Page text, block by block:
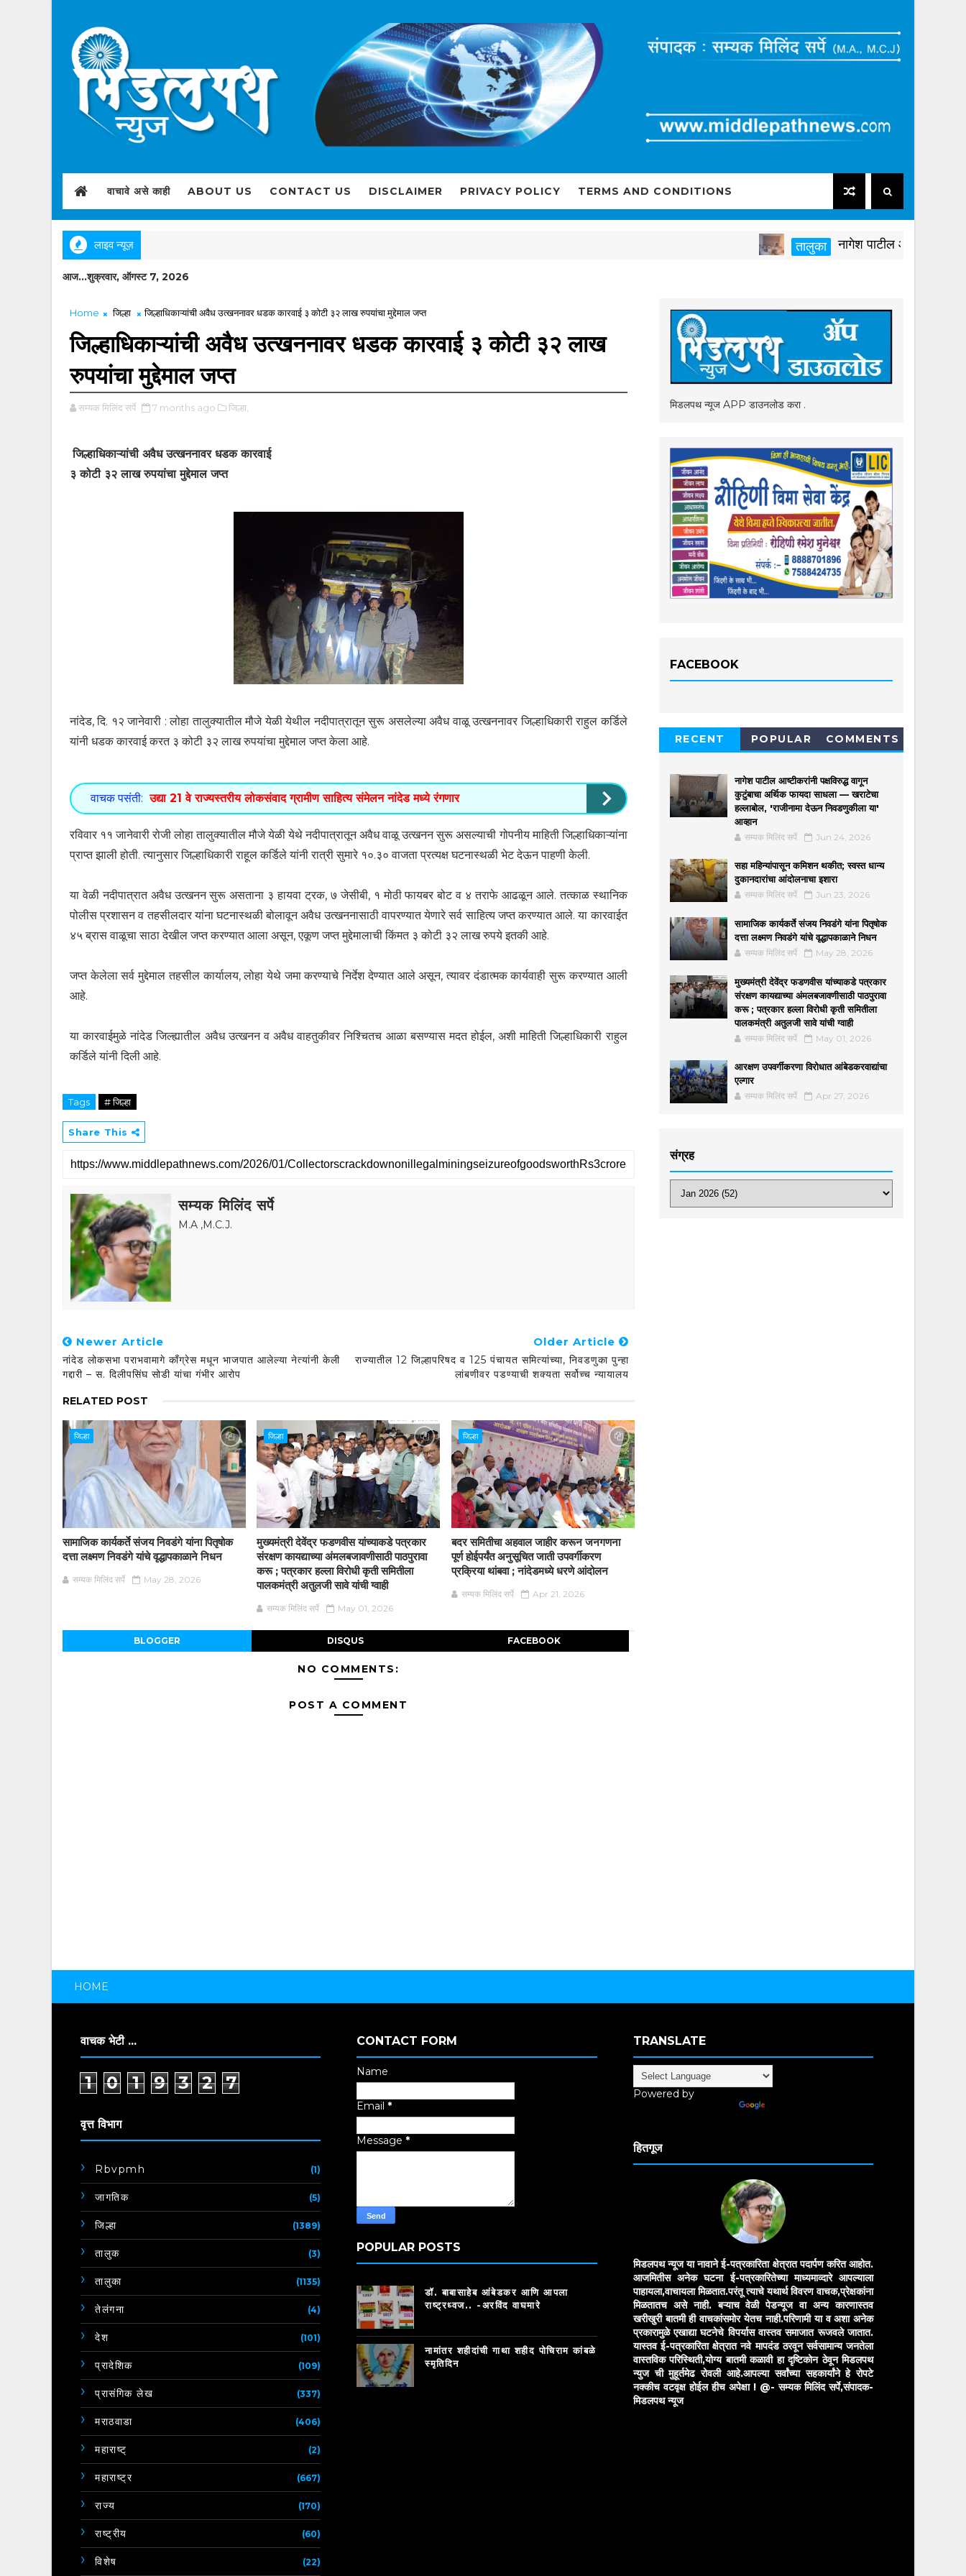
वाचावे असे काही ABOUT US CONTACT US DISCLAIMER PRIVACY POLICY TERMS AND CONDITIONS
लाइव न्यूज़ तालुका नागेश पाटील आष्टीकरांनी
आज...शुक्रवार, ऑगस्ट 7, 2026
Home जिल्हा जिल्हाधिकाऱ्यांची अवैध उत्खननावर धडक कारवाई ३ कोटी ३२ लाख रुपयांचा मुद्देमाल जप्त
जिल्हाधिकाऱ्यांची अवैध उत्खननावर धडक कारवाई ३ कोटी ३२ लाख
रुपयांचा मुद्देमाल जप्त
सम्यक मिलिंद सर्पे 7 months ago जिल्हा,
जिल्हाधिकाऱ्यांची अवैध उत्खननावर धडक कारवाई
३ कोटी ३२ लाख रुपयांचा मुद्देमाल जप्त
नांदेड, दि. १२ जानेवारी : लोहा तालुक्यातील मौजे येळी येथील नदीपात्रातून सुरू असलेल्या अवैध वाळू उत्खननावर जिल्हाधिकारी राहुल कर्डिले
यांनी धडक कारवाई करत ३ कोटी ३२ लाख रुपयांचा मुद्देमाल जप्त केला आहे.
वाचक पसंती: उद्या 21 वे राज्यस्तरीय लोकसंवाद ग्रामीण साहित्य संमेलन नांदेड मध्ये रंगणार
रविवार ११ जानेवारी रोजी लोहा तालुक्यातील मौजे येळी येथे नदीपात्रातून अवैध वाळू उत्खनन सुरू असल्याची गोपनीय माहिती जिल्हाधिकाऱ्यांना
प्राप्त झाली होती. त्यानुसार जिल्हाधिकारी राहूल कर्डिले यांनी रात्री सुमारे १०.३० वाजता प्रत्यक्ष घटनास्थळी भेट देऊन पाहणी केली.
या वेळी नदीपात्रात अवैध उत्खनन सुरू असताना ३ हायवा ट्रक, ७ जेसीबी, १ मोठी फायबर बोट व ४ तराफे आढळून आले. तत्काळ स्थानिक
पोलीस प्रशासन व तहसीलदार यांना घटनास्थळी बोलावून अवैध उत्खननासाठी वापरण्यात येणारे सर्व साहित्य जप्त करण्यात आले. या कारवाईत
४५ ब्रास वाळूचा साठा देखील जप्त करण्यात आला असून, एकूण जप्त मुद्देमालाची किंमत ३ कोटी ३२ लाख रुपये इतकी आहे.
जप्त केलेला सर्व मुद्देमाल तहसील कार्यालय, लोहा येथे जमा करण्याचे निर्देश देण्यात आले असून, त्यावर दंडात्मक कार्यवाही सुरू करण्यात आली
आहे.
या कारवाईमुळे नांदेड जिल्ह्यातील अवैध उत्खनन व अवैध वाहतुकीवर निश्चितच आळा बसण्यास मदत होईल, अशी माहिती जिल्हाधिकारी राहुल
कर्डिले यांनी दिली आहे.
Tags # जिल्हा
Share This
सम्यक मिलिंद सर्पे
M.A ,M.C.J.
Newer Article
नांदेड लोकसभा पराभवामागे काँग्रेस मधून भाजपात आलेल्या नेत्यांनी केली
गद्दारी – स. दिलीपसिंघ सोडी यांचा गंभीर आरोप
Older Article
राज्यातील 12 जिल्हापरिषद व 125 पंचायत समित्यांच्या, निवडणुका पुन्हा
लांबणीवर पडण्याची शक्यता सर्वोच्च न्यायालय
RELATED POST
जिल्हा
सामाजिक कार्यकर्ते संजय निवडंगे यांना पितृषोक
दत्ता लक्ष्मण निवडंगे यांचे वृद्धापकाळाने निधन
सम्यक मिलिंद सर्पे May 28, 2026
जिल्हा
मुख्यमंत्री देवेंद्र फडणवीस यांच्याकडे पत्रकार
संरक्षण कायद्याच्या अंमलबजावणीसाठी पाठपुरावा
करू ; पत्रकार हल्ला विरोधी कृती समितीला
पालकमंत्री अतुलजी सावे यांची ग्वाही
सम्यक मिलिंद सर्पे May 01, 2026
जिल्हा
बदर समितीचा अहवाल जाहीर करून जनगणना
पूर्ण होईपर्यंत अनुसूचित जाती उपवर्गीकरण
प्रक्रिया थांबवा ; नांदेडमध्ये धरणे आंदोलन
सम्यक मिलिंद सर्पे Apr 21, 2026
BLOGGER DISQUS FACEBOOK
NO COMMENTS:
POST A COMMENT
मिडलपथ न्यूज APP डाउनलोड करा .
FACEBOOK
RECENT POPULAR COMMENTS
नागेश पाटील आष्टीकरांनी पक्षविरुद्ध वागून
कुटुंबाचा अर्थिक फायदा साधला — खराटेचा
हल्लाबोल, 'राजीनामा देऊन निवडणुकीला या'
आव्हान
सम्यक मिलिंद सर्पे Jun 24, 2026
सहा महिन्यांपासून कमिशन थकीत; स्वस्त धान्य
दुकानदारांचा आंदोलनाचा इशारा
सम्यक मिलिंद सर्पे Jun 23, 2026
सामाजिक कार्यकर्ते संजय निवडंगे यांना पितृषोक
दत्ता लक्ष्मण निवडंगे यांचे वृद्धापकाळाने निधन
सम्यक मिलिंद सर्पे May 28, 2026
मुख्यमंत्री देवेंद्र फडणवीस यांच्याकडे पत्रकार
संरक्षण कायद्याच्या अंमलबजावणीसाठी पाठपुरावा
करू ; पत्रकार हल्ला विरोधी कृती समितीला
पालकमंत्री अतुलजी सावे यांची ग्वाही
सम्यक मिलिंद सर्पे May 01, 2026
आरक्षण उपवर्गीकरणा विरोधात आंबेडकरवाद्यांचा
एल्गार
सम्यक मिलिंद सर्पे Apr 27, 2026
संग्रह
HOME
वाचक भेटी ...
1 0 1 9 3 2 7
वृत्त विभाग
Rbvpmh (1)
जागतिक (5)
जिल्हा (1389)
तालुक (3)
तालुका (1135)
तेलंगना (4)
देश (101)
प्रादेशिक (109)
प्रासंगिक लेख (337)
मराठवाडा (406)
महाराष्ट् (2)
महाराष्ट्र (667)
राज्य (170)
राष्ट्रीय (60)
विशेष (22)
CONTACT FORM
Name
Email *
Message *
POPULAR POSTS
डॉ. बाबासाहेब आंबेडकर आणि आपला
राष्ट्रध्वज.. -अरविंद वाघमारे
नामांतर शहीदांची गाथा शहीद पोचिराम कांबळे
स्मृतिदिन
TRANSLATE
Powered by
हितगूज
मिडलपथ न्यूज या नावाने ई-पत्रकारिता क्षेत्रात पदार्पण करित आहोत.
आजमितीस अनेक घटना ई-पत्रकारितेच्या माध्यमाव्दारे आपल्याला
पाहायला,वाचायला मिळतात.परंतू त्याचे यथार्थ विवरण वाचक,प्रेक्षकांना
मिळतातच असे नाही. बऱ्याच वेळी पेडन्यूज वा अन्य कारणास्तव
खरीखुरी बातमी ही वाचकांसमोर येतच नाही.परिणामी या व अशा अनेक
प्रकारामुळे एखाद्या घटनेचे विपर्यास वास्तव समाजात रूजवले जातात.
यास्तव ई-पत्रकारिता क्षेत्रात नवे मापदंड ठरवून सर्वसामान्य जनतेला
वास्तविक परिस्थिती,योग्य बातमी कळावी हा दृष्टिकोन ठेवून मिडलपथ
न्युज ची मुहूर्तमेढ रोवली आहे.आपल्या सर्वांच्या सहकार्यांने हे रोपटे
नक्कीच वटवृक्ष होईल हीच अपेक्षा ! @- सम्यक मिलिंद सर्पे,संपादक-
मिडलपथ न्यूज